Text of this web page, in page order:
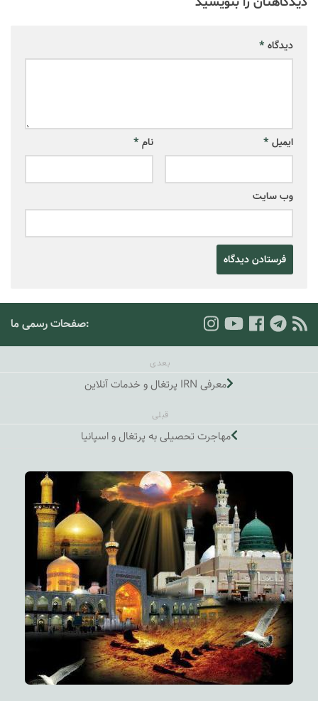
دیدگاه*
نام* ایمیل*
وب‌ سایت
:صفحات رسمی ما
بعدی
معرفی IRN پرتغال و خدمات آنلاین
قبلی
مهاجرت تحصیلی به پرتغال و اسپانیا